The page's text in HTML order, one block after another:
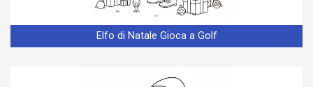
Elfo di Natale Gioca a Golf